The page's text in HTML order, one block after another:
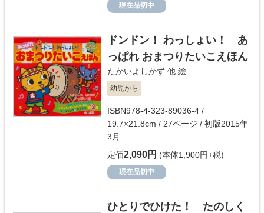
現在品切中
ドンドン！ わっしょい！ あ
っぱれ おまつりたいこえほん
たかいよしかず 他 絵
幼児から
ISBN978-4-323-89036-4 /
19.7×21.8cm / 27ページ / 初版2015年
3月
定価2,090円 (本体1,900円+税)
現在品切中
ひとりでひけた！ たのしく